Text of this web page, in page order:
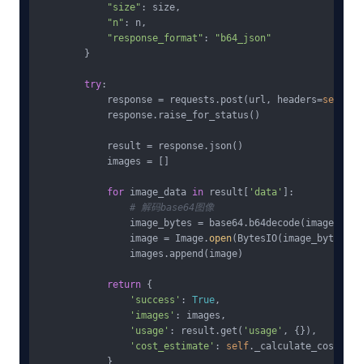
"size" : size,
"n" : n,
"response_format" :
"b64_json"
        }
try :
            response = requests.post(url, headers=
self
            response.raise_for_status()
            result = response.json()
            images = []
for image_data in result[ 'data' ]:
# 解码base64图像
image_bytes =
                image = Image.
open(BytesIO(image_bytes))
                images.append(image)
return {
'success' : True ,
'images' : images,
'usage' : result.get( 'usage' , {}),
'cost_estimate' : self
            }